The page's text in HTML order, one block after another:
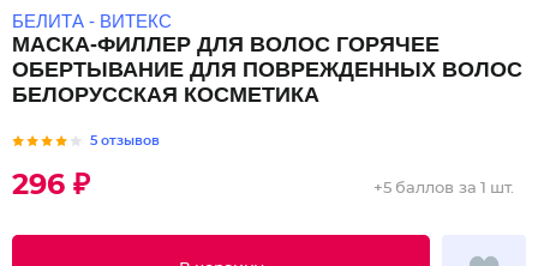
БЕЛИТА - ВИТЕКС
МАСКА-ФИЛЛЕР ДЛЯ ВОЛОС ГОРЯЧЕЕ
ОБЕРТЫВАНИЕ ДЛЯ ПОВРЕЖДЕННЫХ ВОЛОС
БЕЛОРУССКАЯ КОСМЕТИКА
5 отзывов
296 ₽ +5 баллов за 1 шт.